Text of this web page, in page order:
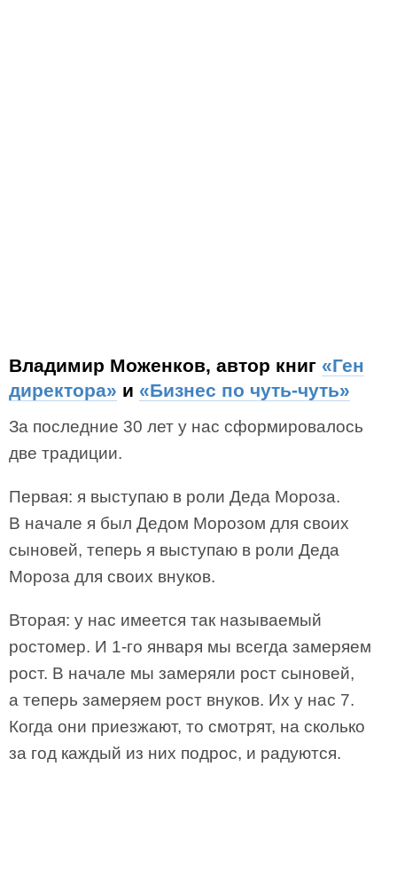
Владимир Моженков, автор книг «Ген
директора» и «Бизнес по чуть-чуть»
За последние 30 лет у нас сформировалось
две традиции.
Первая: я выступаю в роли Деда Мороза.
В начале я был Дедом Морозом для своих
сыновей, теперь я выступаю в роли Деда
Мороза для своих внуков.
Вторая: у нас имеется так называемый
ростомер. И 1-го января мы всегда замеряем
рост. В начале мы замеряли рост сыновей,
а теперь замеряем рост внуков. Их у нас 7.
Когда они приезжают, то смотрят, на сколько
за год каждый из них подрос, и радуются.